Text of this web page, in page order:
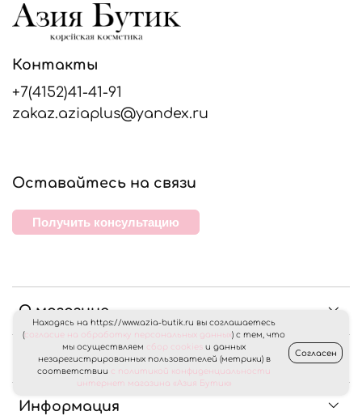
О магазине
Клиентам
Информация
Контакты
+7(4152)41-41-91
zakaz.aziaplus@yandex.ru
Оставайтесь на связи
Получить консультацию
Находясь на https://www.azia-butik.ru вы соглашаетесь
(согласие на обработку персональных данных) с тем, что
мы осуществляем сбор cookies и данных
незарегистрированных пользователей (метрики) в
соответствии с политикой конфиденциальности
интернет магазина «Азия Бутик»
Согласен